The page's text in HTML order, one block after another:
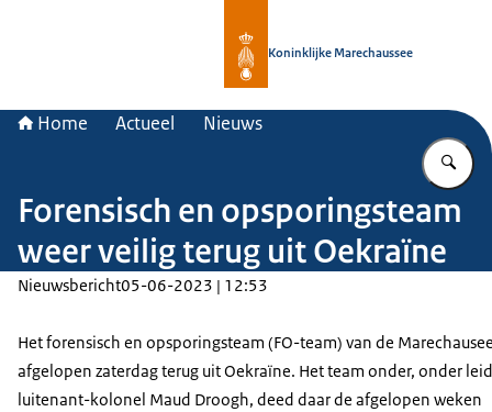
Koninklijke Marechaussee
Home Actueel Nieuws
Forensisch en opsporingsteam
weer veilig terug uit Oekraïne
Nieuwsbericht05-06-2023 | 12:53
Het forensisch en opsporingsteam (FO-team) van de
afgelopen zaterdag terug uit Oekraïne. Het team onder, onder
luitenant-kolonel Maud Droogh, deed daar de afgelopen weken